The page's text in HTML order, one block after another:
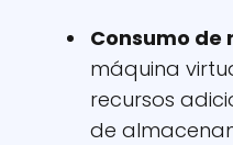
Consumo de
máquina
recursos
de